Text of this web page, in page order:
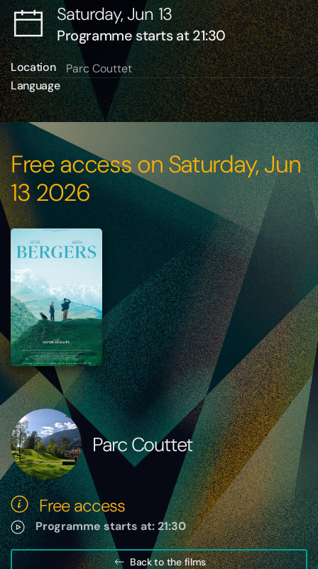
Saturday, Jun 13
Programme starts at 21:30
Location
Parc Couttet
Language
Free access on Saturday, Jun
13 2026
Parc Couttet
Free access
Programme starts at: 21:30
Back to the films